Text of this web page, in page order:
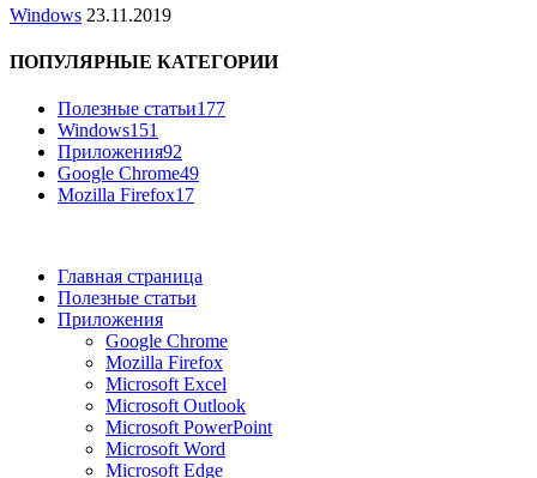
Windows 23.11.2019
ПОПУЛЯРНЫЕ КАТЕГОРИИ
Полезные статьи177
Windows151
Приложения92
Google Chrome49
Mozilla Firefox17
Главная страница
Полезные статьи
Приложения
Google Chrome
Mozilla Firefox
Microsoft Excel
Microsoft Outlook
Microsoft PowerPoint
Microsoft Word
Microsoft Edge